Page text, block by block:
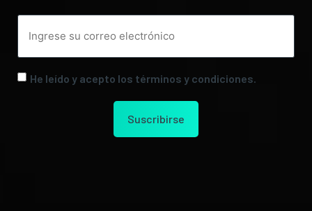
He leído y acepto los términos y condiciones.